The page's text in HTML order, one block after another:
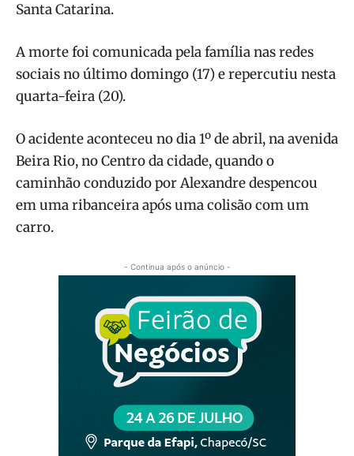
Santa Catarina.
A morte foi comunicada pela família nas redes
sociais no último domingo (17) e repercutiu nesta
quarta-feira (20).
O acidente aconteceu no dia 1º de abril, na avenida
Beira Rio, no Centro da cidade, quando o
caminhão conduzido por Alexandre despencou
em uma ribanceira após uma colisão com um
carro.
- Continua após o anúncio -